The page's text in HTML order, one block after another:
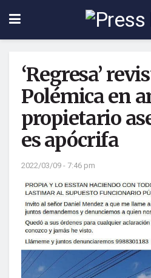
‘Regresa’
Polémica en
propietario
es apócrifa
2022/03/09 - 7:46 pm